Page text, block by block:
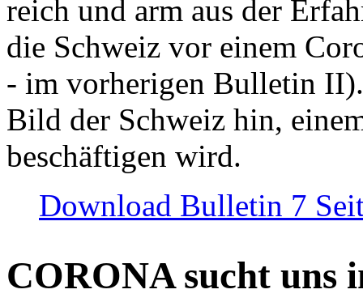
reich und arm aus der
die Schweiz vor einem
- im vorherigen Bulletin
Bild der Schweiz hin,
beschäftigen wird.
Download Bulletin 7
CORONA sucht uns